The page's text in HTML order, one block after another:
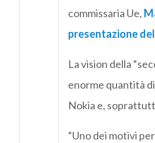
commissaria Ue,
presentazione
La vision della
enorme quantità
Nokia e,
“Uno dei motivi